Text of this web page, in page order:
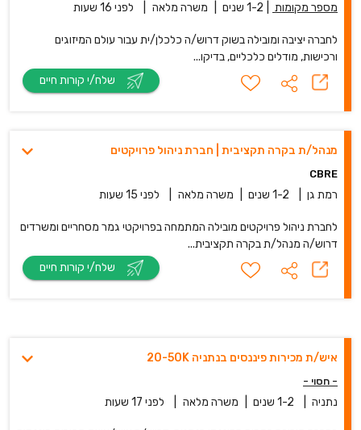
מספר מקומות 1-2 שנים משרה מלאה לפני 16 שעות
לחברה יציבה ומובילה בשוק דרוש/ה כלכלן/ית עבור עולם המיזוגים
ורכישות, מודלים כלכליים, בדיקו...
מנהל/ת בקרה תקציבית | חברת ניהול פרויקטים
CBRE
רמת גן 1-2 שנים משרה מלאה לפני 15 שעות
לחברת ניהול פרויקטים מובילה המתמחה בפרויקטי גמר מסחריים ומשרדים
דרוש/ה מנהל/ת בקרה תקציבית...
איש/ת מכירות פיננסים בנתניה 20-50K
- חסוי -
נתניה 1-2 שנים משרה מלאה לפני 17 שעות